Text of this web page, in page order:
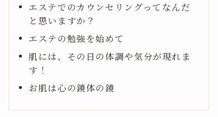
エステでのカウンセリングってなんだ
と思いますか？
エステの勉強を始めて
肌には、その日の体調や気分が現れま
す！
お肌は心の鏡体の鏡